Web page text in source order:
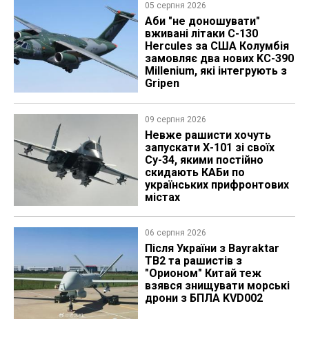
05 серпня 2026
Аби "не доношувати"
вживані літаки C-130
Hercules за США Колумбія
замовляє два нових KC-390
Millenium, які інтегрують з
Gripen
09 серпня 2026
Невже рашисти хочуть
запускати Х-101 зі своїх
Су-34, якими постійно
скидають КАБи по
українських прифронтових
містах
06 серпня 2026
Після України з Bayraktar
TB2 та рашистів з
"Орионом" Китай теж
взявся знищувати морські
дрони з БПЛА KVD002